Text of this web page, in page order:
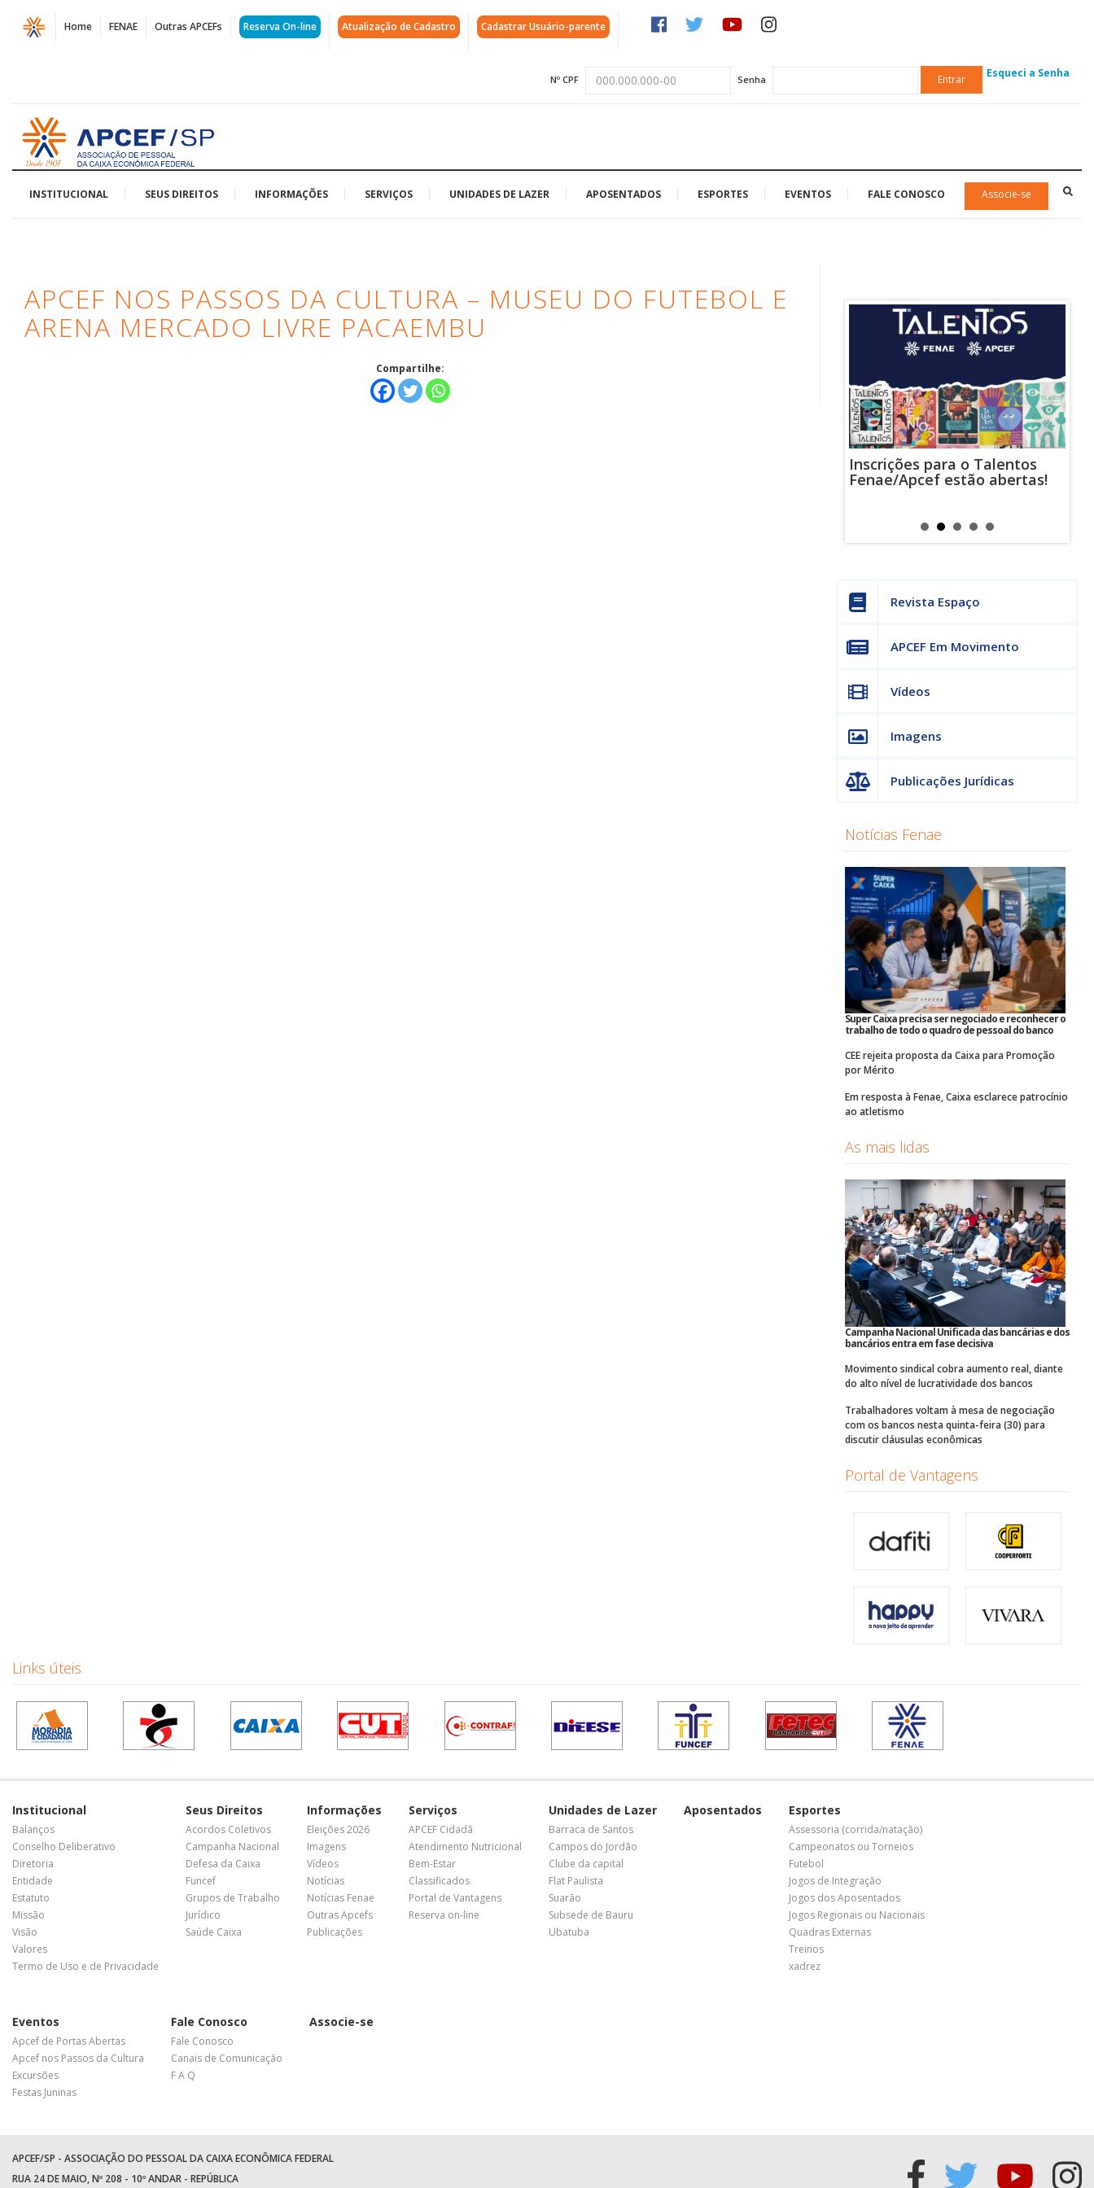
Página
APCEF
Passos
da
Cultura
Futebol
Home FENAE Outras APCEFs Reserva On-line Atualização de Cadastro Cadastrar Usuário-parente
Nº CPF Senha Entrar Esqueci a Senha
Acessar
página
inicial
INSTITUCIONAL SEUS DIREITOS INFORMAÇÕES SERVIÇOS UNIDADES DE LAZER APOSENTADOS ESPORTES EVENTOS FALE CONOSCO Associe-se
APCEF NOS PASSOS DA CULTURA – MUSEU DO FUTEBOL E
ARENA MERCADO LIVRE PACAEMBU
Compartilhe:
Inscrições para o Talentos
Fenae/Apcef estão abertas!
Revista Espaço
APCEF Em Movimento
Vídeos
Imagens
Publicações Jurídicas
Notícias Fenae
Super Caixa precisa ser negociado e reconhecer o
trabalho de todo o quadro de pessoal do banco
CEE rejeita proposta da Caixa para Promoção
por Mérito
Em resposta à Fenae, Caixa esclarece patrocínio
ao atletismo
As mais lidas
Campanha Nacional Unificada das bancárias e dos
bancários entra em fase decisiva
Movimento sindical cobra aumento real, diante
do alto nível de lucratividade dos bancos
Trabalhadores voltam à mesa de negociação
com os bancos nesta quinta-feira (30) para
discutir cláusulas econômicas
Portal de Vantagens
Links úteis
Institucional
Balanços
Conselho Deliberativo
Diretoria
Entidade
Estatuto
Missão
Visão
Valores
Termo de Uso e de Privacidade
Seus Direitos
Acordos Coletivos
Campanha Nacional
Defesa da Caixa
Funcef
Grupos de Trabalho
Jurídico
Saúde Caixa
Informações
Eleições 2026
Imagens
Vídeos
Notícias
Notícias Fenae
Outras Apcefs
Publicações
Serviços
APCEF Cidadã
Atendimento Nutricional
Bem-Estar
Classificados
Portal de Vantagens
Reserva on-line
Unidades de Lazer
Barraca de Santos
Campos do Jordão
Clube da capital
Flat Paulista
Suarão
Subsede de Bauru
Ubatuba
Aposentados Esportes
Assessoria (corrida/natação)
Campeonatos ou Torneios
Futebol
Jogos de Integração
Jogos dos Aposentados
Jogos Regionais ou Nacionais
Quadras Externas
Treinos
xadrez
Eventos
Apcef de Portas Abertas
Apcef nos Passos da Cultura
Excursões
Festas Juninas
Fale Conosco
Fale Conosco
Canais de Comunicação
F A Q
Associe-se
APCEF/SP - ASSOCIAÇÃO DO PESSOAL DA CAIXA ECONÔMICA FEDERAL
RUA 24 DE MAIO, Nº 208 - 10º ANDAR - REPÚBLICA
Acessar
Acessar